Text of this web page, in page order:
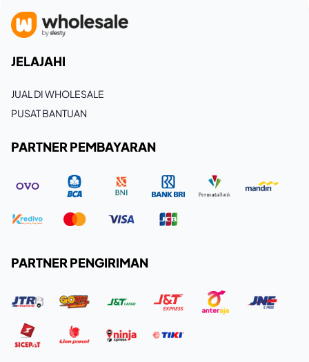
JELAJAHI
JUAL DI WHOLESALE
PUSAT BANTUAN
PARTNER PEMBAYARAN
PARTNER PENGIRIMAN